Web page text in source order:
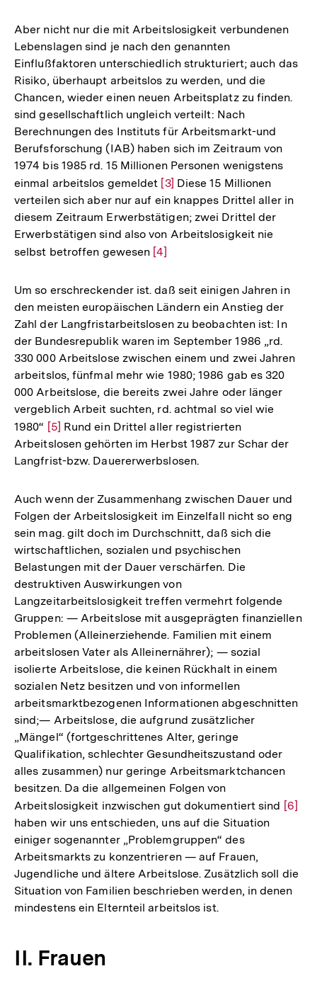
Aber nicht nur die mit Arbeitslosigkeit verbundenen
Lebenslagen sind je nach den genannten
Einflußfaktoren unterschiedlich strukturiert; auch das
Risiko, überhaupt arbeitslos zu werden, und die
Chancen, wieder einen neuen Arbeitsplatz zu finden.
sind gesellschaftlich ungleich verteilt: Nach
Berechnungen des Instituts für Arbeitsmarkt-und
Berufsforschung (IAB) haben sich im Zeitraum von
1974 bis 1985 rd. 15 Millionen Personen wenigstens
einmal arbeitslos gemeldet Zur
Auflösung
der
Fußnote
[3] Diese 15 Millionen
verteilen sich aber nur auf ein knappes Drittel aller in
diesem Zeitraum Erwerbstätigen; zwei Drittel der
Erwerbstätigen sind also von Arbeitslosigkeit nie
selbst betroffen gewesen Zur
der
Fußnote
[4]
Um so erschreckender ist. daß seit einigen Jahren in
den meisten europäischen Ländern ein Anstieg der
Zahl der Langfristarbeitslosen zu beobachten ist: In
der Bundesrepublik waren im September 1986 „rd.
330 000 Arbeitslose zwischen einem und zwei Jahren
arbeitslos, fünfmal mehr wie 1980; 1986 gab es 320
000 Arbeitslose, die bereits zwei Jahre oder länger
vergeblich Arbeit suchten, rd. achtmal so viel wie
1980“ Zur
Auflösung
der
[5] Rund ein Drittel aller registrierten
Arbeitslosen gehörten im Herbst 1987 zur Schar der
Langfrist-bzw. Dauererwerbslosen.
Auch wenn der Zusammenhang zwischen Dauer und
Folgen der Arbeitslosigkeit im Einzelfall nicht so eng
sein mag. gilt doch im Durchschnitt, daß sich die
wirtschaftlichen, sozialen und psychischen
Belastungen mit der Dauer verschärfen. Die
destruktiven Auswirkungen von
Langzeitarbeitslosigkeit treffen vermehrt folgende
Gruppen: — Arbeitslose mit ausgeprägten finanziellen
Problemen (Alleinerziehende. Familien mit einem
arbeitslosen Vater als Alleinernährer); — sozial
isolierte Arbeitslose, die keinen Rückhalt in einem
sozialen Netz besitzen und von informellen
arbeitsmarktbezogenen Informationen abgeschnitten
sind;— Arbeitslose, die aufgrund zusätzlicher
„Mängel“ (fortgeschrittenes Alter, geringe
Qualifikation, schlechter Gesundheitszustand oder
alles zusammen) nur geringe Arbeitsmarktchancen
besitzen. Da die allgemeinen Folgen von
Arbeitslosigkeit inzwischen gut dokumentiert sind Zur
[6]
haben wir uns entschieden, uns auf die Situation
einiger sogenannter „Problemgruppen“ des
Arbeitsmarkts zu konzentrieren — auf Frauen,
Jugendliche und ältere Arbeitslose. Zusätzlich soll die
Situation von Familien beschrieben werden, in denen
mindestens ein Elternteil arbeitslos ist.
II. Frauen